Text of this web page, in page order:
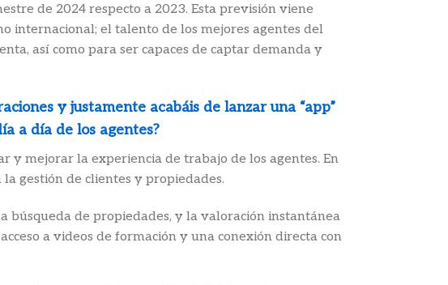
de 2024 respecto a 2023. Esta previsión viene
internacional; el talento de los mejores agentes del
así como para ser capaces de captar demanda y
y justamente acabáis de lanzar una “app”
a día de los agentes?
y mejorar la experiencia de trabajo de los agentes. En
gestión de clientes y propiedades.
búsqueda de propiedades, y la valoración instantánea
a videos de formación y una conexión directa con